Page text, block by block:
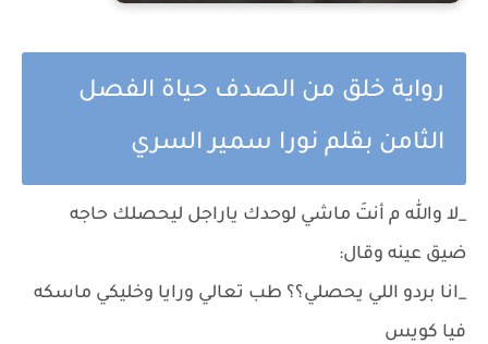
رواية خلق من الصدف حياة الفصل
الثامن بقلم نورا سمير السري
_لا والله م أنتَ ماشي لوحدك ياراجل ليحصلك حاجه
ضيق عينه وقال:
_انا بردو اللي يحصلي؟؟ طب تعالي ورايا وخليكي ماسكه
فيا كويس